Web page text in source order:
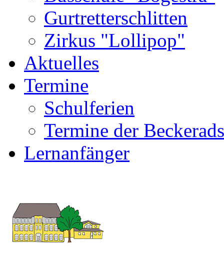
Gurtretterschlitten
Zirkus "Lollipop"
Aktuelles
Termine
Schulferien
Termine der
Lernanfänger